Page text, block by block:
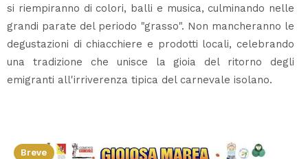
si riempiranno di colori, balli e musica, culminando nelle
grandi parate del periodo "grasso". Non mancheranno le
degustazioni di chiacchiere e prodotti locali, celebrando
una tradizione che unisce la gioia del ritorno degli
emigranti all'irriverenza tipica del carnevale isolano.
Breve